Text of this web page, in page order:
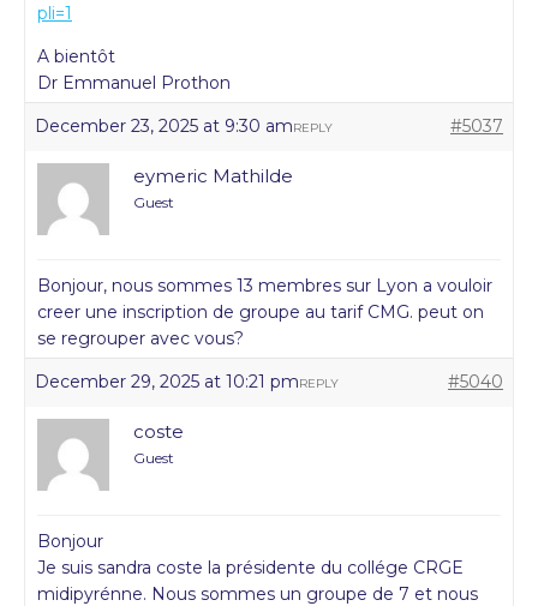
pli=1
A bientôt
Dr Emmanuel Prothon
December 23, 2025 at 9:30 am
#5037
REPLY
eymeric Mathilde
Guest
Bonjour, nous sommes 13 membres sur Lyon a vouloir
creer une inscription de groupe au tarif CMG. peut on
se regrouper avec vous?
December 29, 2025 at 10:21 pm
#5040
REPLY
coste
Guest
Bonjour
Je suis sandra coste la présidente du collége CRGE
midipyrénne. Nous sommes un groupe de 7 et nous